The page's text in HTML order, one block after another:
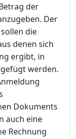
der
Der
die
denen sich
ergibt, in
werden.
Dokuments
auch eine
Rechnung